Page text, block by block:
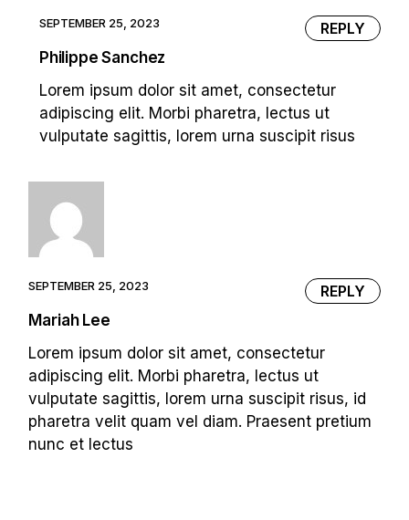
SEPTEMBER 25, 2023
REPLY
Philippe Sanchez
Lorem ipsum dolor sit amet, consectetur
adipiscing elit. Morbi pharetra, lectus ut
vulputate sagittis, lorem urna suscipit risus
SEPTEMBER 25, 2023
REPLY
Mariah Lee
Lorem ipsum dolor sit amet, consectetur
adipiscing elit. Morbi pharetra, lectus ut
vulputate sagittis, lorem urna suscipit risus, id
pharetra velit quam vel diam. Praesent pretium
nunc et lectus